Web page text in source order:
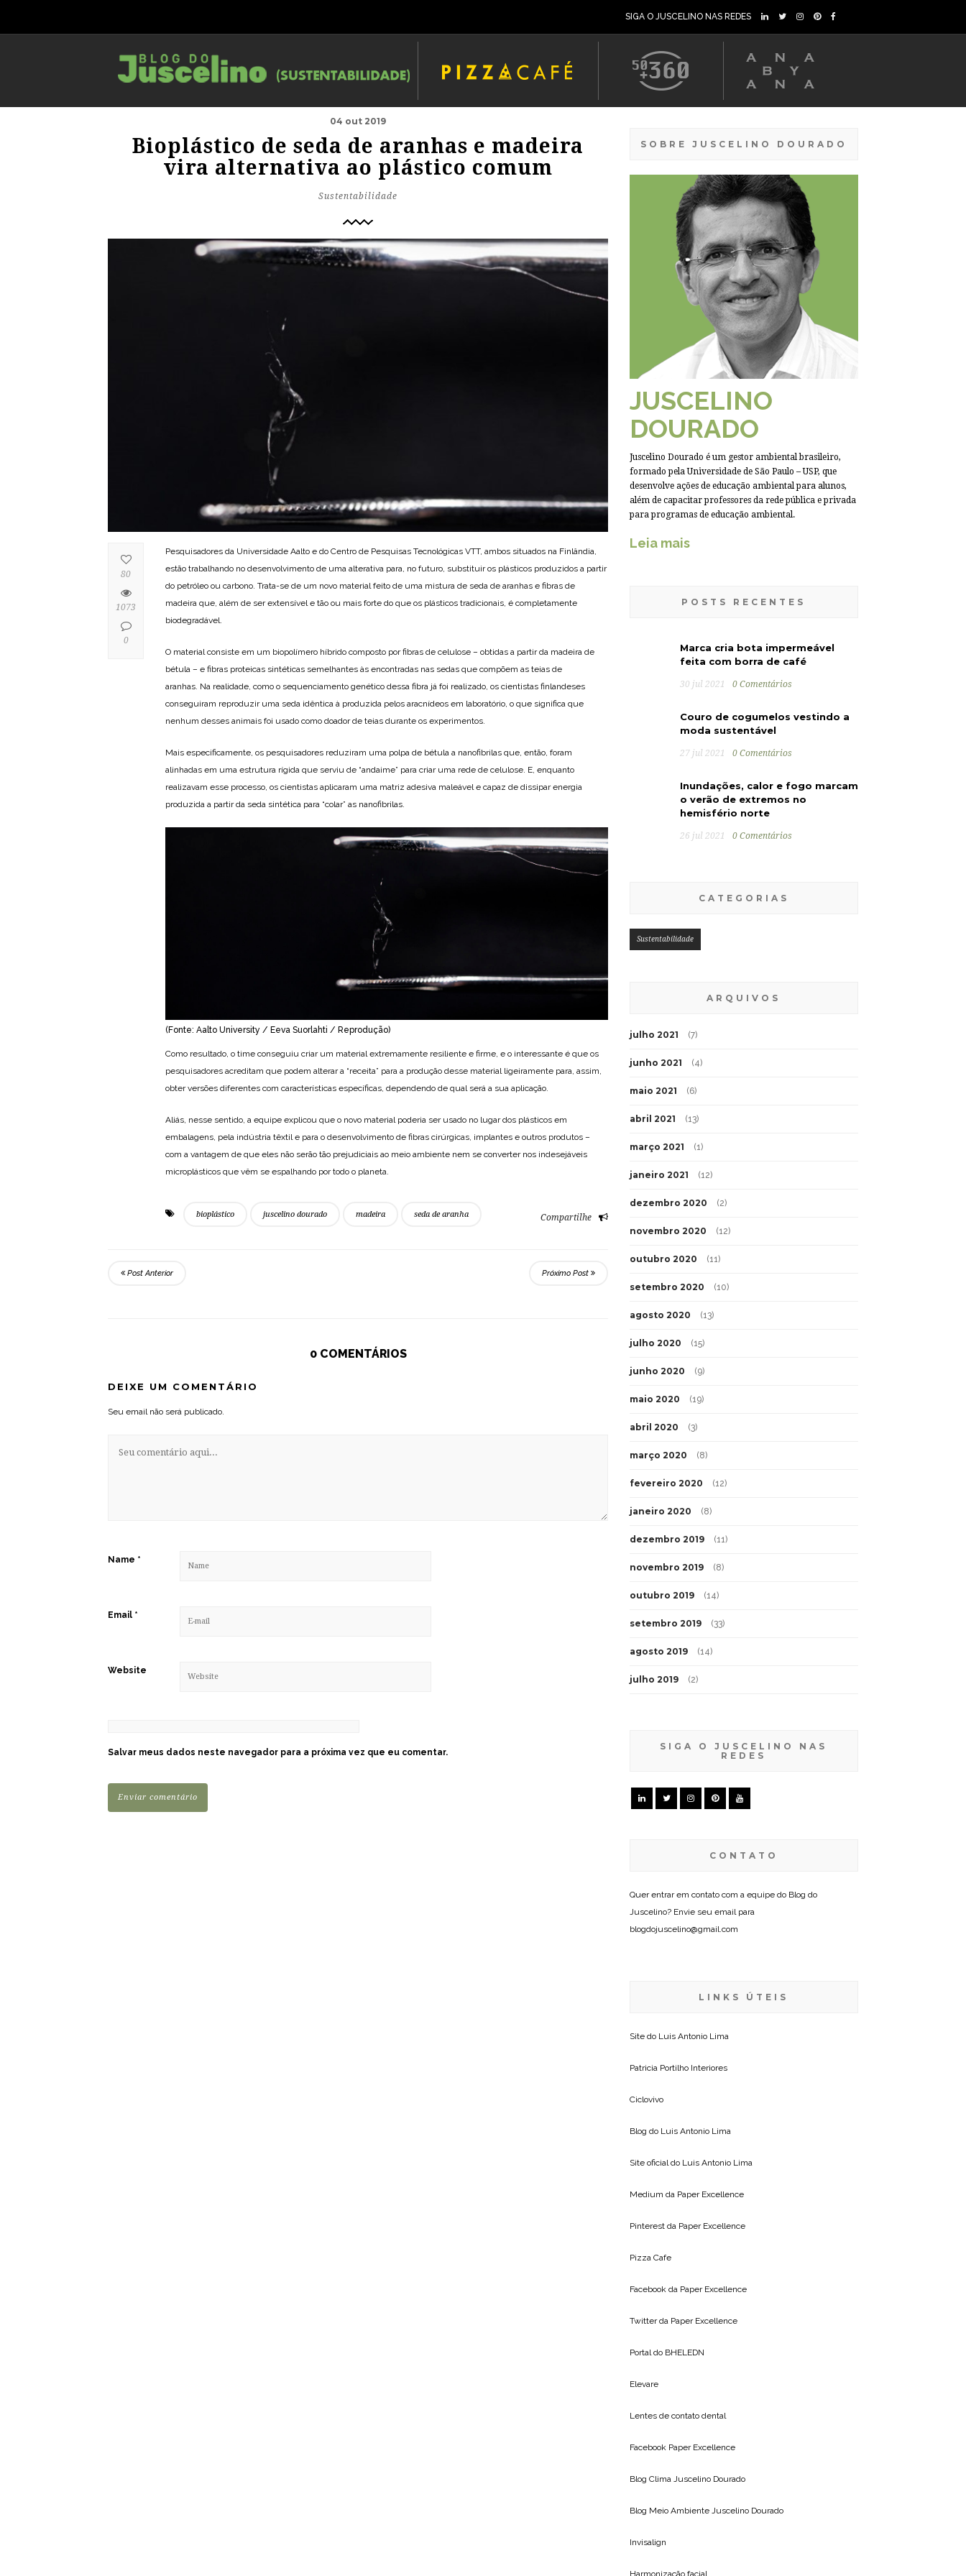
SIGA O JUSCELINO NAS REDES
04 out 2019
Bioplástico de seda de aranhas e madeira
vira alternativa ao plástico comum
Sustentabilidade
Pesquisadores da Universidade Aalto e do Centro de Pesquisas Tecnológicas VTT, ambos situados na Finlândia,
estão trabalhando no desenvolvimento de uma alterativa para, no futuro, substituir os plásticos produzidos a partir
do petróleo ou carbono. Trata-se de um novo material feito de uma mistura de seda de aranhas e fibras de
madeira que, além de ser extensível e tão ou mais forte do que os plásticos tradicionais, é completamente
biodegradável.
O material consiste em um biopolímero híbrido composto por fibras de celulose – obtidas a partir da madeira de
bétula – e fibras proteicas sintéticas semelhantes às encontradas nas sedas que compõem as teias de
aranhas. Na realidade, como o sequenciamento genético dessa fibra já foi realizado, os cientistas finlandeses
conseguiram reproduzir uma seda idêntica à produzida pelos aracnídeos em laboratório, o que significa que
nenhum desses animais foi usado como doador de teias durante os experimentos.
Mais especificamente, os pesquisadores reduziram uma polpa de bétula a nanofibrilas que, então, foram
alinhadas em uma estrutura rígida que serviu de “andaime” para criar uma rede de celulose. E, enquanto
realizavam esse processo, os cientistas aplicaram uma matriz adesiva maleável e capaz de dissipar energia
produzida a partir da seda sintética para “colar” as nanofibrilas.
(Fonte: Aalto University / Eeva Suorlahti / Reprodução)
Como resultado, o time conseguiu criar um material extremamente resiliente e firme, e o interessante é que os
pesquisadores acreditam que podem alterar a “receita” para a produção desse material ligeiramente para, assim,
obter versões diferentes com características específicas, dependendo de qual será a sua aplicação.
Aliás, nesse sentido, a equipe explicou que o novo material poderia ser usado no lugar dos plásticos em
embalagens, pela indústria têxtil e para o desenvolvimento de fibras cirúrgicas, implantes e outros produtos –
com a vantagem de que eles não serão tão prejudiciais ao meio ambiente nem se converter nos indesejáveis
microplásticos que vêm se espalhando por todo o planeta.
bioplástico juscelino dourado madeira seda de aranha Compartilhe
80
1073
0
Post Anterior Próximo Post
0 COMENTÁRIOS
DEIXE UM COMENTÁRIO
Seu email não será publicado.
Name *
Email *
Website
Salvar meus dados neste navegador para a próxima vez que eu comentar.
SOBRE JUSCELINO DOURADO
JUSCELINO
DOURADO
Juscelino Dourado é um gestor ambiental brasileiro,
formado pela Universidade de São Paulo – USP, que
desenvolve ações de educação ambiental para alunos,
além de capacitar professores da rede pública e privada
para programas de educação ambiental.
Leia mais
POSTS RECENTES
Marca cria bota impermeável
feita com borra de café
30 jul 2021 0 Comentários
Couro de cogumelos vestindo a
moda sustentável
27 jul 2021 0 Comentários
Inundações, calor e fogo marcam
o verão de extremos no
hemisfério norte
26 jul 2021 0 Comentários
CATEGORIAS
Sustentabilidade
ARQUIVOS
julho 2021 (7)
junho 2021 (4)
maio 2021 (6)
abril 2021 (13)
março 2021 (1)
janeiro 2021 (12)
dezembro 2020 (2)
novembro 2020 (12)
outubro 2020 (11)
setembro 2020 (10)
agosto 2020 (13)
julho 2020 (15)
junho 2020 (9)
maio 2020 (19)
abril 2020 (3)
março 2020 (8)
fevereiro 2020 (12)
janeiro 2020 (8)
dezembro 2019 (11)
novembro 2019 (8)
outubro 2019 (14)
setembro 2019 (33)
agosto 2019 (14)
julho 2019 (2)
SIGA O JUSCELINO NAS
REDES
CONTATO
Quer entrar em contato com a equipe do Blog do
Juscelino? Envie seu email para
blogdojuscelino@gmail.com
LINKS ÚTEIS
Site do Luis Antonio Lima
Patricia Portilho Interiores
Ciclovivo
Blog do Luis Antonio Lima
Site oficial do Luis Antonio Lima
Medium da Paper Excellence
Pinterest da Paper Excellence
Pizza Cafe
Facebook da Paper Excellence
Twitter da Paper Excellence
Portal do BHELEDN
Elevare
Lentes de contato dental
Facebook Paper Excellence
Blog Clima Juscelino Dourado
Blog Meio Ambiente Juscelino Dourado
Invisalign
Harmonização facial